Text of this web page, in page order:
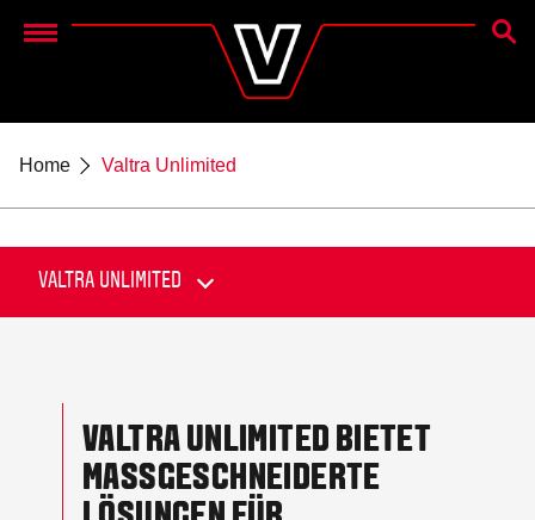
Menu
Home Valtra Unlimited
VALTRA UNLIMITED BIETET
MASSGESCHNEIDERTE